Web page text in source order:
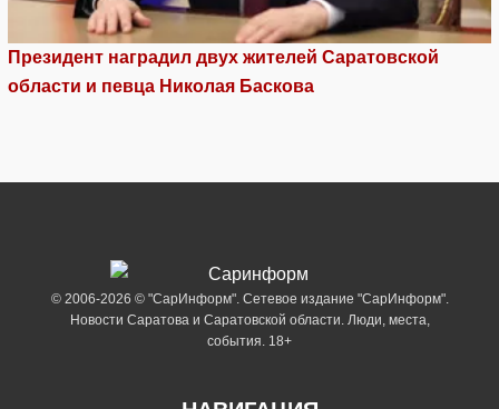
Президент наградил двух жителей Саратовской
области и певца Николая Баскова
© 2006-2026 © "СарИнформ". Сетевое издание "СарИнформ".
Новости Саратова и Саратовской области. Люди, места,
события. 18+